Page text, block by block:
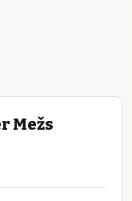
Mežs